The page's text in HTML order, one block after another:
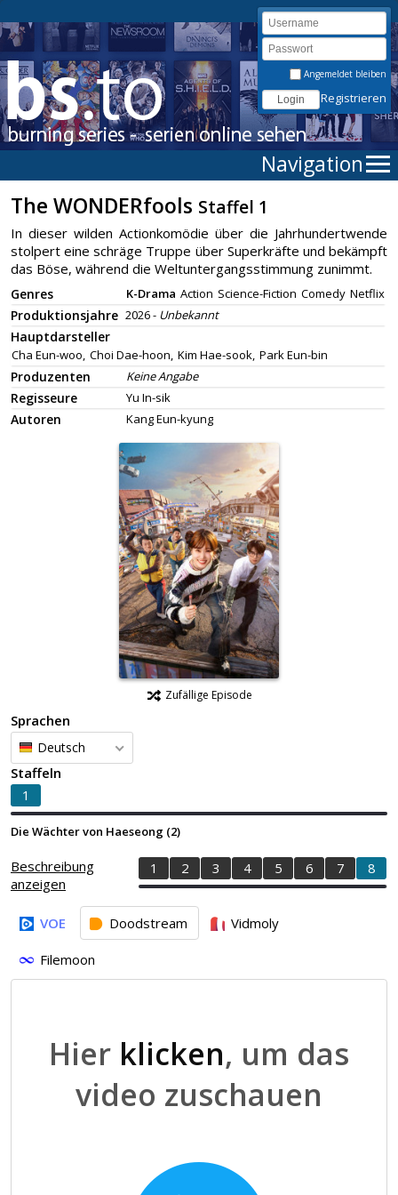
Angemeldet bleiben
Registrieren
Navigation
The WONDERfools Staffel 1
In dieser wilden Actionkomödie über die Jahrhundertwende
stolpert eine schräge Truppe über Superkräfte und bekämpft
das Böse, während die Weltuntergangsstimmung zunimmt.
Genres K-Drama Action Science-Fiction Comedy Netflix
Produktionsjahre 2026 - Unbekannt
Hauptdarsteller
Cha Eun-woo, Choi Dae-hoon, Kim Hae-sook, Park Eun-bin
Produzenten Keine Angabe
Regisseure Yu In-sik
Autoren Kang Eun-kyung
Zufällige Episode
Sprachen
Deutsch
Staffeln
1
Die Wächter von Haeseong (2)
1 2 3 4 5 6 7 8
Beschreibung
anzeigen
VOE Doodstream Vidmoly
Filemoon
Hier klicken, um das
video zuschauen